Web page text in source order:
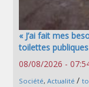
« J’ai fait mes
toilettes
08/08/2026 -
Société, Actualité /